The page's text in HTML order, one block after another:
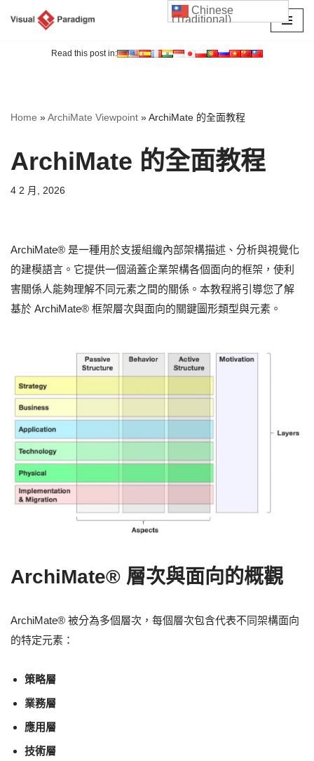
Read this post in:
Home »ArchiMate Viewpoint »ArchiMate 的全面教程
ArchiMate 的全面教程
4 2 月, 2026
ArchiMate® 是一種用於支援組織內部架構描述、分析與視覺化
的建模語言。它提供一個涵蓋企業架構各個面向的框架，使利
害關係人能夠理解不同元素之間的關係。本教程將引導您了解
基於 ArchiMate® 框架層次與面向的關鍵圖形類型與元素。
ArchiMate® 層次與面向的概觀
ArchiMate® 被分為多個層次，每個層次包含代表不同架構面向
的特定元素：
策略層
業務層
應用層
技術層
Chinese
(Traditional)